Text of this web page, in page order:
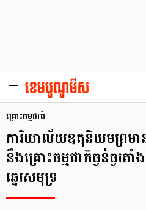
គ្រោះធម្មជាតិ
ការិយាល័យឧតុនិយមព្រម
នឹងគ្រោះធម្មជាតិធ្ងន់ធ្ង
ឆ្នេរសមុទ្រ